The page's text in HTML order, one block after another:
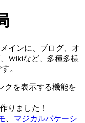
インに、ブログ、オ
Wikiなど、多種多様
。
クを表示する機能を
りました！
マジカルバケーシ